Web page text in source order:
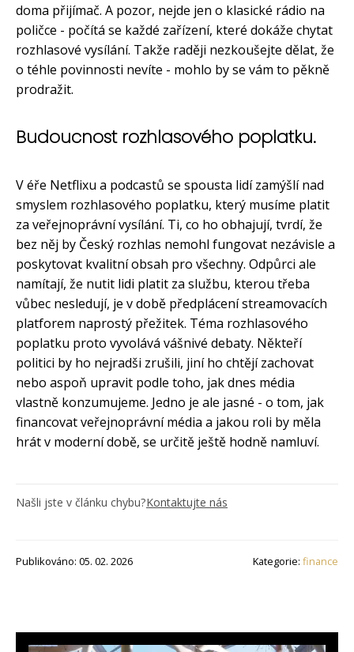
doma přijímač. A pozor, nejde jen o klasické rádio na
poličce - počítá se každé zařízení, které dokáže chytat
rozhlasové vysílání. Takže raději nezkoušejte dělat, že
o téhle povinnosti nevíte - mohlo by se vám to pěkně
prodražit.
Budoucnost rozhlasového poplatku.
V éře Netflixu a podcastů se spousta lidí zamýšlí nad
smyslem rozhlasového poplatku, který musíme platit
za veřejnoprávní vysílání. Ti, co ho obhajují, tvrdí, že
bez něj by Český rozhlas nemohl fungovat nezávisle a
poskytovat kvalitní obsah pro všechny. Odpůrci ale
namítají, že nutit lidi platit za službu, kterou třeba
vůbec nesledují, je v době předplácení streamovacích
platforem naprostý přežitek. Téma rozhlasového
poplatku proto vyvolává vášnivé debaty. Někteří
politici by ho nejradši zrušili, jiní ho chtějí zachovat
nebo aspoň upravit podle toho, jak dnes média
vlastně konzumujeme. Jedno je ale jasné - o tom, jak
financovat veřejnoprávní média a jakou roli by měla
hrát v moderní době, se určitě ještě hodně namluví.
Našli jste v článku chybu?Kontaktujte nás
Publikováno: 05. 02. 2026 Kategorie: finance